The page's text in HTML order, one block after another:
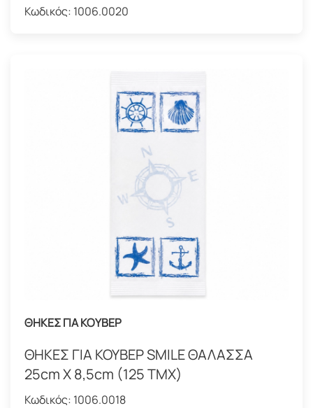
Κωδικός: 1006.0020
ΘΗΚΕΣ ΓΙΑ ΚΟΥΒΕΡ
ΘΗΚΕΣ ΓΙΑ ΚΟΥΒΕΡ SMILE ΘΑΛΑΣΣΑ
25cm X 8,5cm (125 ΤΜΧ)
Κωδικός: 1006.0018